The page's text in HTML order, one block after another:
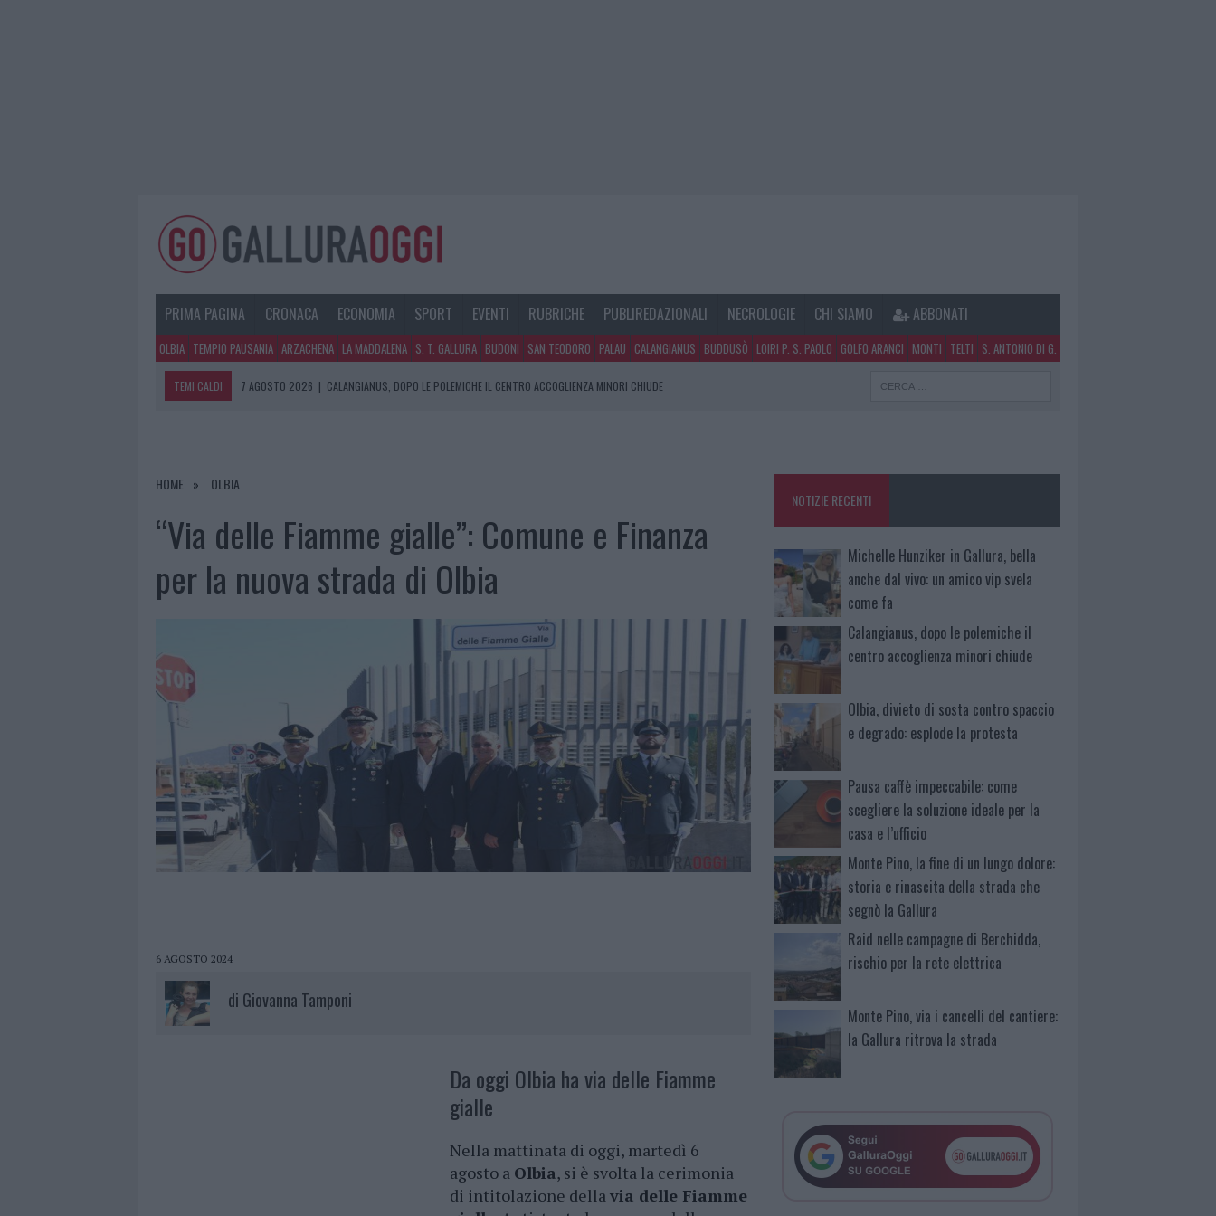
PRIMA PAGINA CRONACA ECONOMIA SPORT EVENTI RUBRICHE PUBLIREDAZIONALI NECROLOGIE CHI SIAMO ABBONATI
OLBIA TEMPIO PAUSANIA ARZACHENA LA MADDALENA S. T. GALLURA BUDONI SAN TEODORO PALAU CALANGIANUS BUDDUSÒ LOIRI P. S. PAOLO GOLFO ARANCI MONTI TELTI S. ANTONIO DI G.
TEMI CALDI 7 AGOSTO 2026 | CALANGIANUS, DOPO LE POLEMICHE IL CENTRO ACCOGLIENZA MINORI CHIUDE
7 AGOSTO 2026
HOME OLBIA
“Via delle Fiamme gialle”: Comune e Finanza
per la nuova strada di Olbia
6 AGOSTO 2024
di Giovanna Tamponi
Da oggi Olbia ha via delle Fiamme
gialle
Nella mattinata di oggi, martedì 6
agosto a Olbia, si è svolta la cerimonia
di intitolazione dellavia delle Fiamme
NOTIZIE RECENTI
Michelle Hunziker in Gallura, bella
anche dal vivo: un amico vip svela
come fa
Calangianus, dopo le polemiche il
centro accoglienza minori chiude
Olbia, divieto di sosta contro spaccio
e degrado: esplode la protesta
Pausa caffè impeccabile: come
scegliere la soluzione ideale per la
casa e l’ufficio
Monte Pino, la fine di un lungo dolore:
storia e rinascita della strada che
segnò la Gallura
Raid nelle campagne di Berchidda,
rischio per la rete elettrica
Monte Pino, via i cancelli del cantiere:
la Gallura ritrova la strada